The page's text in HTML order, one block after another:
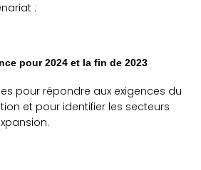
:
pour 2024 et la fin de 2023
pour répondre aux exigences du
et pour identifier les secteurs